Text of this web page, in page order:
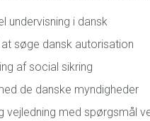
undervisning i dansk
søge dansk autorisation
af social sikring
de danske myndigheder
vejledning med spørgsmål